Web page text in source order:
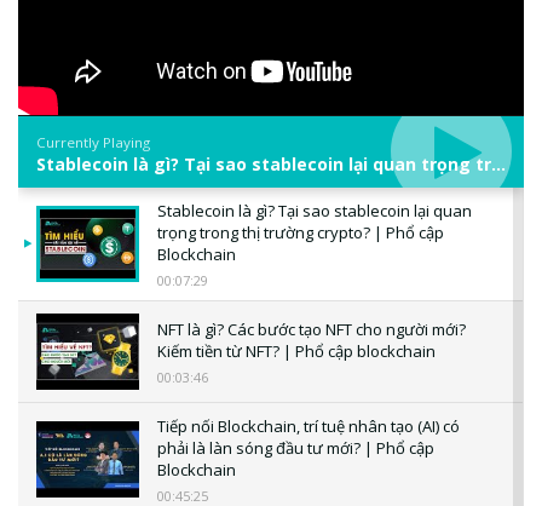
Currently Playing
Stablecoin là gì? Tại sao stablecoin lại quan trọng trong thị trường crypto? | Phổ cập Blockchain
Stablecoin là gì? Tại sao stablecoin lại quan
trọng trong thị trường crypto? | Phổ cập
Blockchain
00:07:29
NFT là gì? Các bước tạo NFT cho người mới?
Kiếm tiền từ NFT? | Phổ cập blockchain
00:03:46
Tiếp nối Blockchain, trí tuệ nhân tạo (AI) có
phải là làn sóng đầu tư mới? | Phổ cập
Blockchain
00:45:25